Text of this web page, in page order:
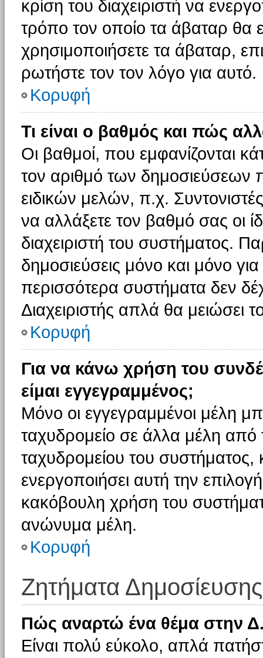
κρίση του διαχειριστή να
τρόπο τον οποίο τα άβαταρ θα
χρησιμοποιήσετε τα άβαταρ,
ρωτήστε τον τον λόγο για αυτό.
Κορυφή
Τι είναι ο βαθμός και πώς
Οι βαθμοί, που εμφανίζονται
τον αριθμό των δημοσιεύσεων
ειδικών μελών, π.χ.
να αλλάξετε τον βαθμό σας οι
διαχειριστή του συστήματος.
δημοσιεύσεις μόνο και μόνο
περισσότερα συστήματα δεν
Διαχειριστής απλά θα μειώσει
Κορυφή
Για να κάνω χρήση του
είμαι εγγεγραμμένος;
Μόνο οι εγγεγραμμένοι μέλη
ταχυδρομείο σε άλλα μέλη
ταχυδρομείου του συστήματος,
ενεργοποιήσει αυτή την
κακόβουλη χρήση του
ανώνυμα μέλη.
Κορυφή
Ζητήματα Δημοσίευσης
Πώς αναρτώ ένα θέμα στην
Είναι πολύ εύκολο, απλά